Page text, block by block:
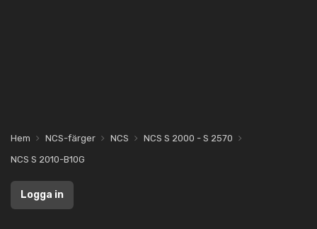
Hem NCS-färger NCS
NCS S 2000 - S 2570
NCS S 2010-B10G
Logga in